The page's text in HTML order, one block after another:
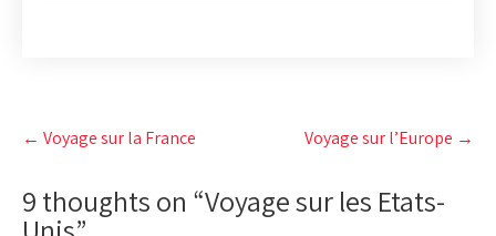
Post
navigation
← Voyage sur la France Voyage sur l’Europe →
9 thoughts on “Voyage sur les Etats-